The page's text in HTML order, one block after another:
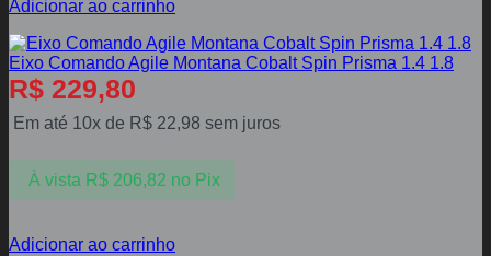
Adicionar ao carrinho
Eixo Comando Agile Montana Cobalt Spin Prisma 1.4 1.8
R$ 229,80
Em até 10x de R$ 22,98 sem juros
À vista R$206,82 no Pix
Adicionar ao carrinho